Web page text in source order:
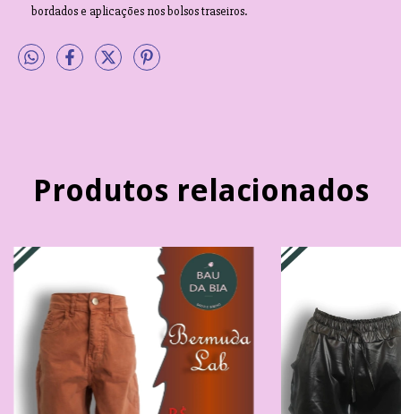
bordados e aplicações nos bolsos traseiros.
Produtos relacionados